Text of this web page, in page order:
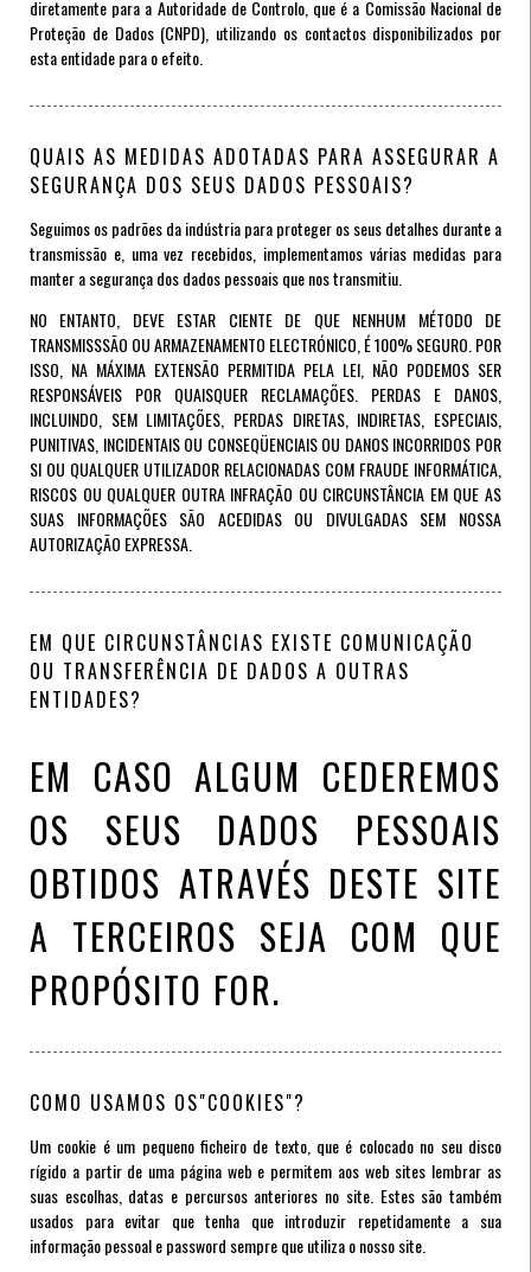
diretamente para a Autoridade de Controlo, que é a Comissão Nacional de
Proteção de Dados (CNPD), utilizando os contactos disponibilizados por
esta entidade para o efeito.
QUAIS AS MEDIDAS ADOTADAS PARA ASSEGURAR A
SEGURANÇA DOS SEUS DADOS PESSOAIS?
Seguimos os padrões da indústria para proteger os seus detalhes durante a
transmissão e, uma vez recebidos, implementamos várias medidas para
manter a segurança dos dados pessoais que nos transmitiu.
NO ENTANTO, DEVE ESTAR CIENTE DE QUE NENHUM MÉTODO DE
TRANSMISSSÃO OU ARMAZENAMENTO ELECTRÓNICO, É 100% SEGURO. POR
ISSO, NA MÁXIMA EXTENSÃO PERMITIDA PELA LEI, NÃO PODEMOS SER
RESPONSÁVEIS POR QUAISQUER RECLAMAÇÕES. PERDAS E DANOS,
INCLUINDO, SEM LIMITAÇÕES, PERDAS DIRETAS, INDIRETAS, ESPECIAIS,
PUNITIVAS, INCIDENTAIS OU CONSEQÜENCIAIS OU DANOS INCORRIDOS POR
SI OU QUALQUER UTILIZADOR RELACIONADAS COM FRAUDE INFORMÁTICA,
RISCOS OU QUALQUER OUTRA INFRAÇÃO OU CIRCUNSTÂNCIA EM QUE AS
SUAS INFORMAÇÕES SÃO ACEDIDAS OU DIVULGADAS SEM NOSSA
AUTORIZAÇÃO EXPRESSA.
EM QUE CIRCUNSTÂNCIAS EXISTE COMUNICAÇÃO
OU TRANSFERÊNCIA DE DADOS A OUTRAS
ENTIDADES?
EM CASO ALGUM CEDEREMOS
OS SEUS DADOS PESSOAIS
OBTIDOS ATRAVÉS DESTE SITE
A TERCEIROS SEJA COM QUE
PROPÓSITO FOR.
COMO USAMOS OS"COOKIES"?
Um cookie é um pequeno ficheiro de texto, que é colocado no seu disco
rígido a partir de uma página web e permitem aos web sites lembrar as
suas escolhas, datas e percursos anteriores no site. Estes são também
usados para evitar que tenha que introduzir repetidamente a sua
informação pessoal e password sempre que utiliza o nosso site.